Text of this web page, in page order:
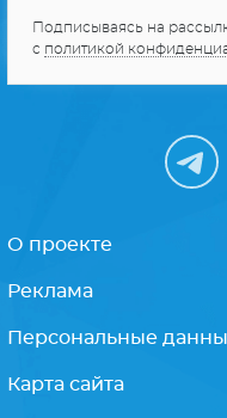
Подписываясь на
с политикой
О проекте
Реклама
Персональные
Карта сайта